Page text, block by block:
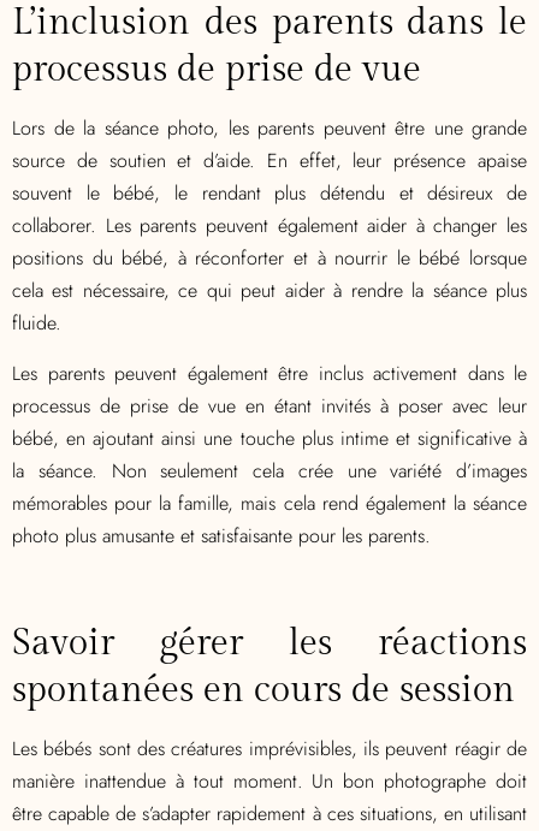
L’inclusion des parents dans le
processus de prise de vue
Lors de la séance photo, les parents peuvent être une grande
source de soutien et d’aide. En effet, leur présence apaise
souvent le bébé, le rendant plus détendu et désireux de
collaborer. Les parents peuvent également aider à changer les
positions du bébé, à réconforter et à nourrir le bébé lorsque
cela est nécessaire, ce qui peut aider à rendre la séance plus
fluide.
Les parents peuvent également être inclus activement dans le
processus de prise de vue en étant invités à poser avec leur
bébé, en ajoutant ainsi une touche plus intime et significative à
la séance. Non seulement cela crée une variété d’images
mémorables pour la famille, mais cela rend également la séance
photo plus amusante et satisfaisante pour les parents.
Savoir gérer les réactions
spontanées en cours de session
Les bébés sont des créatures imprévisibles, ils peuvent réagir de
manière inattendue à tout moment. Un bon photographe doit
être capable de s’adapter rapidement à ces situations, en utilisant